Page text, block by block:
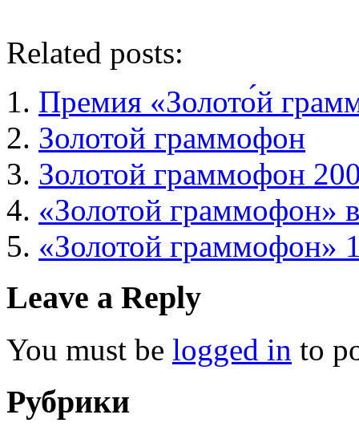
Related posts:
Премия «Золото́й
Золотой граммофон
Золотой граммофон
«Золотой граммофон»
«Золотой граммофон»
Leave a Reply
You must be logged in to
Рубрики